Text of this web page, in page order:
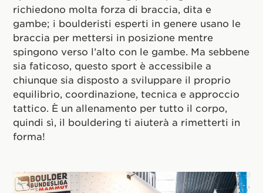
richiedono molta forza di braccia, dita e
gambe; i boulderisti esperti in genere usano le
braccia per mettersi in posizione mentre
spingono verso l’alto con le gambe. Ma sebbene
sia faticoso, questo sport è accessibile a
chiunque sia disposto a sviluppare il proprio
equilibrio, coordinazione, tecnica e approccio
tattico. È un allenamento per tutto il corpo,
quindi sì, il bouldering ti aiuterà a rimetterti in
forma!